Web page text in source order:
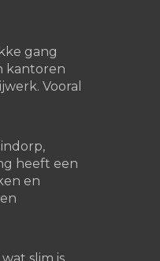
gang
kantoren
Vooral
heeft een
en